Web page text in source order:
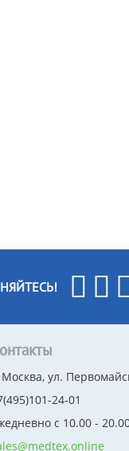
Москва, ул.
24-01
с 10.00 -